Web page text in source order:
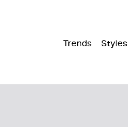
Trends Styles